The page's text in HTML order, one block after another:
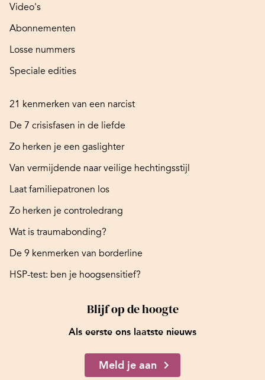
Video's
Abonnementen
Losse nummers
Speciale edities
21 kenmerken van een narcist
De 7 crisisfasen in de liefde
Zo herken je een gaslighter
Van vermijdende naar veilige hechtingsstijl
Laat familiepatronen los
Zo herken je controledrang
Wat is traumabonding?
De 9 kenmerken van borderline
HSP-test: ben je hoogsensitief?
Blijf op de hoogte
Als eerste ons laatste nieuws
Meld je aan